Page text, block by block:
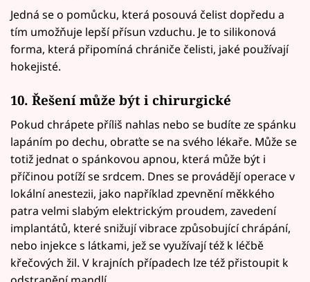
Jedná se o pomůcku, která posouvá čelist dopředu a
tím umožňuje lepší přísun vzduchu. Je to silikonová
forma, která připomíná chrániče čelisti, jaké používají
hokejisté.
10. Řešení může být i chirurgické
Pokud chrápete příliš nahlas nebo se budíte ze spánku
lapáním po dechu, obraťte se na svého lékaře. Může se
totiž jednat o spánkovou apnou, která může být i
příčinou potíží se srdcem. Dnes se provádějí operace v
lokální anestezii, jako například zpevnění měkkého
patra velmi slabým elektrickým proudem, zavedení
implantátů, které snižují vibrace způsobující chrápání,
nebo injekce s látkami, jež se využívají též k léčbě
křečových žil. V krajních případech lze též přistoupit k